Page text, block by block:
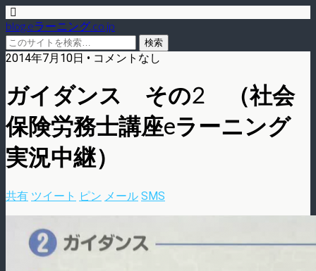
blog.eラーニング.co.jp
2014年7月10日 • コメントなし
ガイダンス その2 （社会
保険労務士講座eラーニング
実況中継）
共有 ツイート ピン メール SMS